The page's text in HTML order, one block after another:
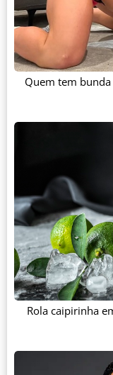
Quem tem
Rola caipirinha